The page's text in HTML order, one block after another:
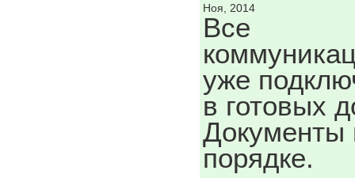
Ноя, 2014
Все
уже
в готовых
Документы
порядке.